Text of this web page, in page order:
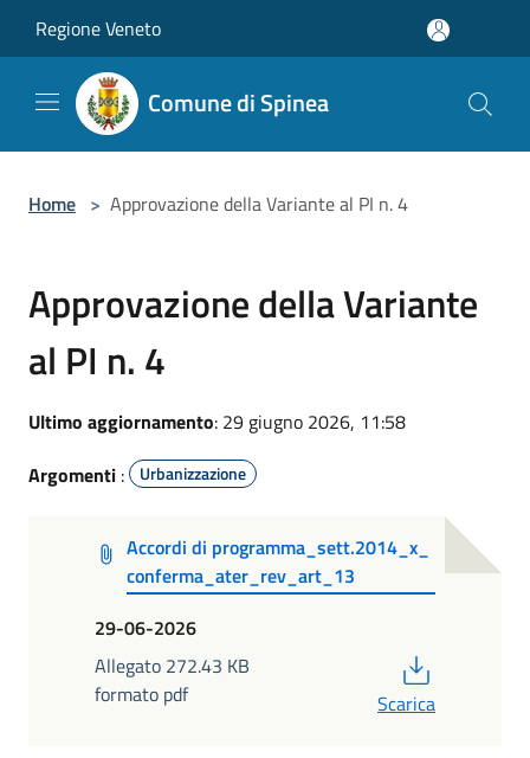
Regione Veneto
Comune di Spinea
Home > Approvazione della Variante al PI n. 4
Approvazione della Variante
al PI n. 4
Ultimo aggiornamento: 29 giugno 2026, 11:58
Argomenti : Urbanizzazione
Accordi di programma_sett.2014_x_
conferma_ater_rev_art_13
29-06-2026
Allegato 272.43 KB
formato pdf
Scarica